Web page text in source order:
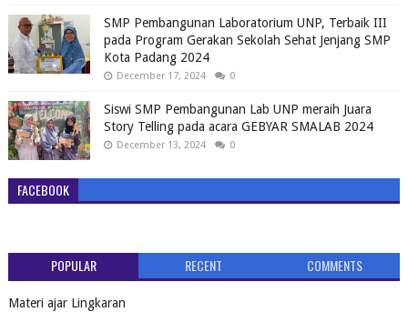
SMP Pembangunan Laboratorium UNP, Terbaik III
pada Program Gerakan Sekolah Sehat Jenjang SMP
Kota Padang 2024
December 17, 2024 0
Siswi SMP Pembangunan Lab UNP meraih Juara
Story Telling pada acara GEBYAR SMALAB 2024
December 13, 2024 0
FACEBOOK
POPULAR RECENT COMMENTS
Materi ajar Lingkaran